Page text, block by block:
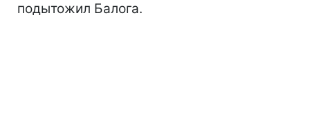
подытожил Балога.